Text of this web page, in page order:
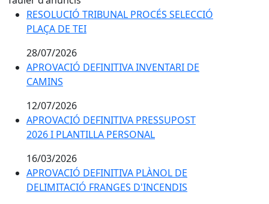
RESOLUCIÓ TRIBUNAL PROCÉS SELECCIÓ
PLAÇA DE TEI
28/07/2026
APROVACIÓ DEFINITIVA INVENTARI DE
CAMINS
12/07/2026
APROVACIÓ DEFINITIVA PRESSUPOST
2026 I PLANTILLA PERSONAL
16/03/2026
APROVACIÓ DEFINITIVA PLÀNOL DE
DELIMITACIÓ FRANGES D'INCENDIS